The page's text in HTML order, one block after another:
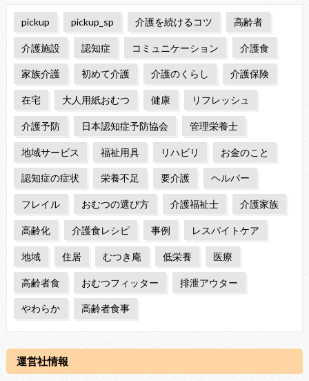
pickup pickup_sp 介護を続けるコツ 高齢者
介護施設 認知症 コミュニケーション 介護食
家族介護 初めて介護 介護のくらし 介護保険
在宅 大人用紙おむつ 健康 リフレッシュ
介護予防 日本認知症予防協会 管理栄養士
地域サービス 福祉用具 リハビリ お金のこと
認知症の症状 栄養不足 要介護 ヘルパー
フレイル おむつの選び方 介護福祉士 介護家族
高齢化 介護食レシピ 事例 レスパイトケア
地域 住居 むつき庵 低栄養 医療
高齢者食 おむつフィッター 排泄アウター
やわらか 高齢者食事
運営社情報